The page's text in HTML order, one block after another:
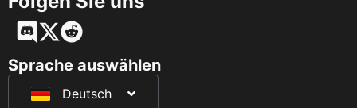
Sprache auswählen
Deutsch
English
日本語